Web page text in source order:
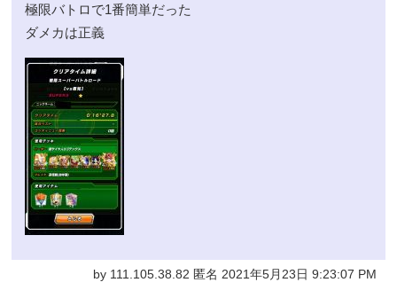
極限バトロで1番簡単だった
ダメカは正義
by 111.105.38.82 匿名 2021年5月23日 9:23:07 PM